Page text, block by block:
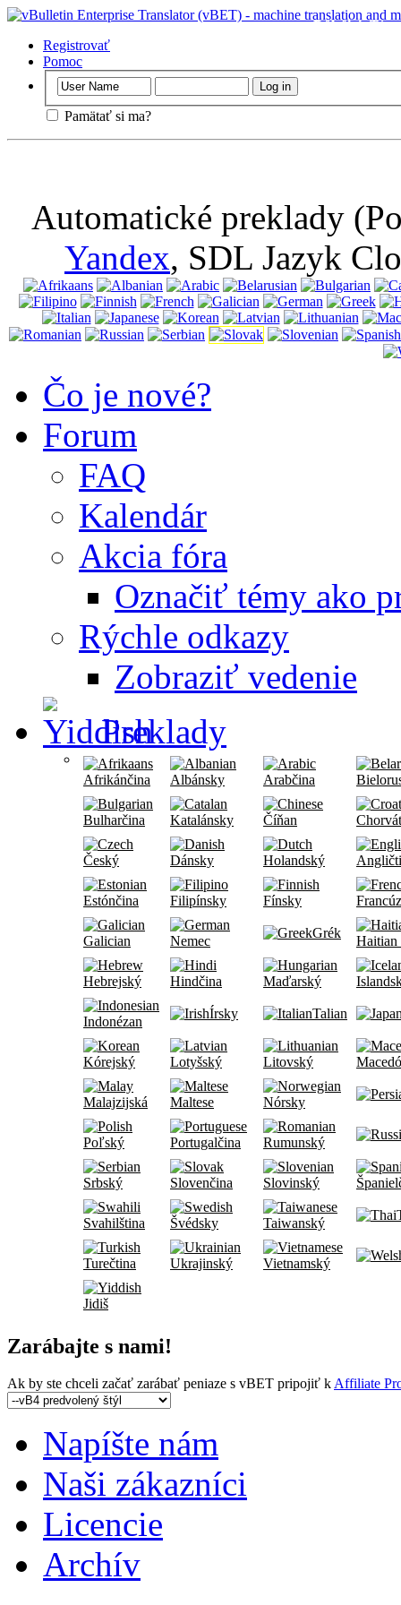
Dôležitý: Táto
Registrovať
Pomoc
Pamätať si ma?
Automatické preklady
Yandex, SDL Jazyk
Čo je nové?
Forum
FAQ
Kalendár
Akcia fóra
Označiť témy ako
Rýchle odkazy
Zobraziť vedenie
Preklady
Afrikánčina Albánsky Arabčina
Bulharčina Katalánsky Číňan
Český Dánsky Holandský
Estónčina Filipínsky Fínsky
Galician Nemec
Grék
Haitian
Hebrejský Hindčina Maďarský
Indonézan
Írsky Talian
Kórejský Lotyšský Litovský
Malajzijská Maltese Nórsky
Poľský Portugalčina Rumunský
Srbský Slovenčina Slovinský
Svahilština Švédsky Taiwanský
Turečtina Ukrajinský Vietnamský
Jidiš
Zarábajte s nami!
Ak by ste chceli začať zarábať peniaze s vBET pripojiť kAffiliate
Napíšte nám
Naši zákazníci
Licencie
Archív